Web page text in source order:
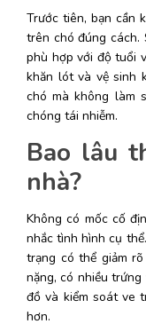
Trước tiên, bạn cần
trên chó đúng cách.
phù hợp với độ tuổi
khăn lót và vệ sinh
chó mà không làm
chóng tái nhiễm.
Bao lâu
nhà?
Không có mốc cố
nhắc tình hình cụ thể.
trạng có thể giảm
nặng, có nhiều
đồ và kiểm soát ve
hơn.